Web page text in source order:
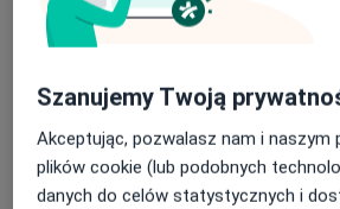
zasady, nie podejmujemy
wizycie, za wyjątkiem
bólowa osoby dorosłej", której
celem jest ulga w bólu i
zęba do leczenia kanałowego
04/08/2026
Szanujemy Twoją
Akceptując, pozwalasz nam i naszym
plików cookie (lub podobnych
danych do celów statystycznych i